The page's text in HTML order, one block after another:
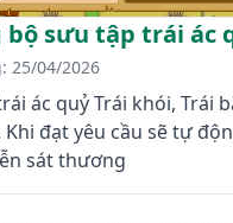
bộ sưu tập trái ác
25/04/2026
ác quỷ Trái khói, Trái
Khi đạt yêu cầu sẽ tự
sát thương